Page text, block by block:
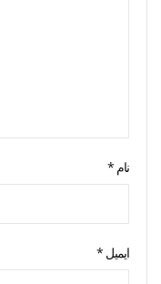
نام *
ایمیل *